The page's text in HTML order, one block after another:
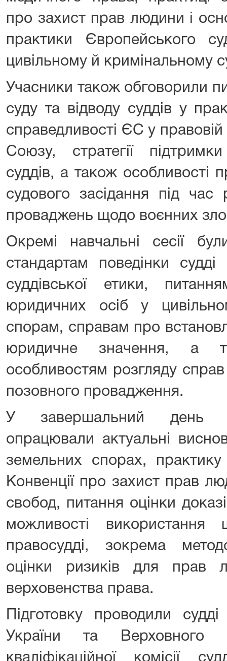
про захист прав людини і
практики Європейського
цивільному й кримінальному
Учасники також обговорили
суду та відводу суддів у
справедливості ЄС у
Союзу, стратегії
суддів, а також особливості
судового засідання під час
проваджень щодо воєнних
Окремі навчальні сесії
стандартам поведінки
суддівської етики,
юридичних осіб у
спорам, справам про
юридичне значення, а
особливостям розгляду
позовного провадження.
У завершальний день
опрацювали актуальні
земельних спорах, практику
Конвенції про захист прав
свобод, питання оцінки
можливості використання
правосудді, зокрема
оцінки ризиків для прав
верховенства права.
Підготовку проводили
України та
кваліфікаційної комісії